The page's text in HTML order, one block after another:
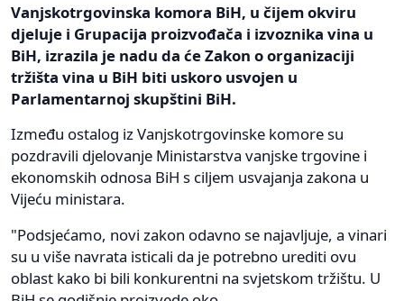
Vanjskotrgovinska komora BiH, u čijem okviru
djeluje i Grupacija proizvođača i izvoznika vina u
BiH, izrazila je nadu da će Zakon o organizaciji
tržišta vina u BiH biti uskoro usvojen u
Parlamentarnoj skupštini BiH.
Između ostalog iz Vanjskotrgovinske komore su
pozdravili djelovanje Ministarstva vanjske trgovine i
ekonomskih odnosa BiH s ciljem usvajanja zakona u
Vijeću ministara.
"Podsjećamo, novi zakon odavno se najavljuje, a vinari
su u više navrata isticali da je potrebno urediti ovu
oblast kako bi bili konkurentni na svjetskom tržištu. U